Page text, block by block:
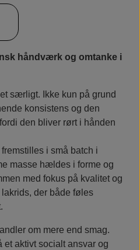
i centrum – en lakrids, alle
af lakrids og nøddeagtig
håndværk og omtanke i
særligt. Ikke kun på grund
konsistens og den
den bliver rørt i hånden
i små batch i
masse hældes i forme og
med fokus på kvalitet og
der både føles
om mere end smag.
et aktivt socialt ansvar og